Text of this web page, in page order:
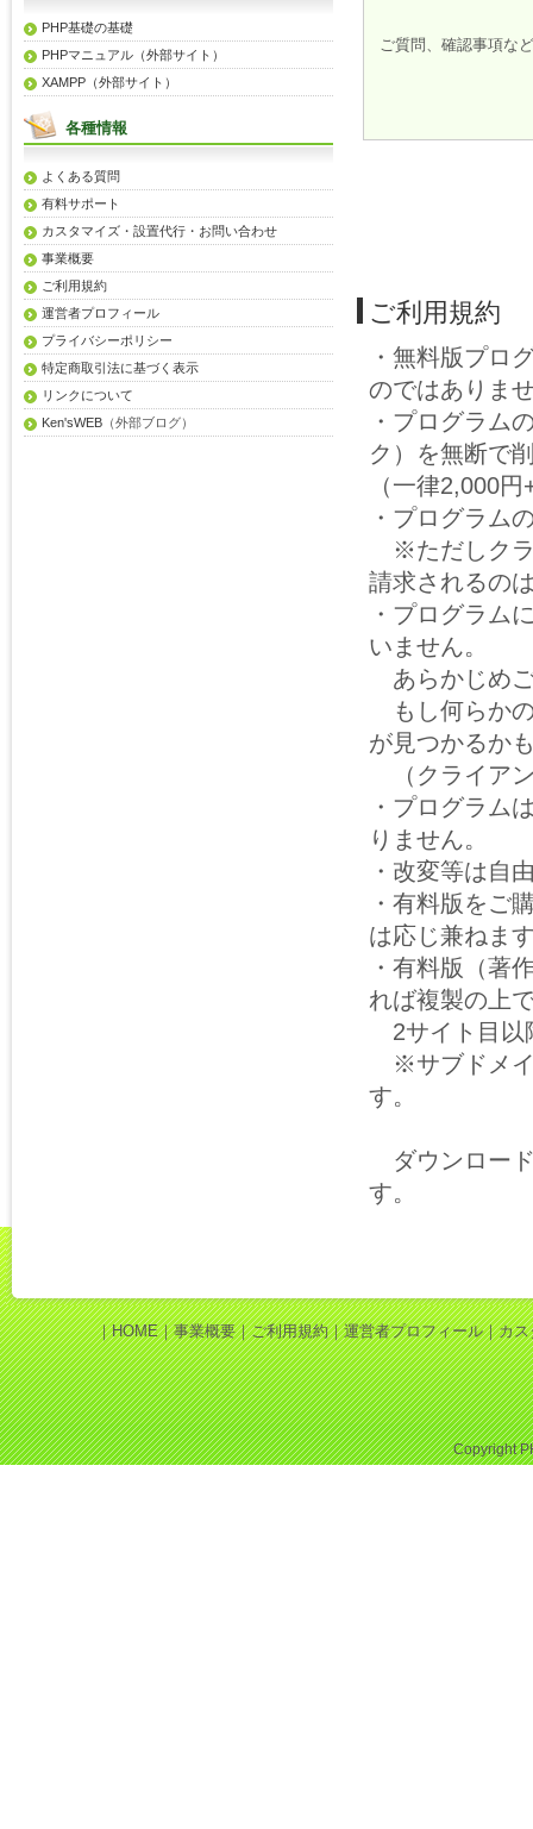
ご質問、確認事項など
ご利用規約
・無料版プロ
のではありま
・プログラム
ク）を無断で
（一律2,000
・プログラム
※ただしクラ
請求されるの
・プログラム
いません。
あらかじめ
もし何らか
が見つかるか
（クライア
・プログラム
りません。
・改変等は自
・有料版をご
は応じ兼ねま
・有料版（著
れば複製の上
2サイト目以
※サブドメイ
す。
ダウンロー
す。
PHP基礎の基礎
PHPマニュアル（外部サイト）
XAMPP（外部サイト）
各種情報
よくある質問
有料サポート
カスタマイズ・設置代行・お問い合わせ
事業概要
ご利用規約
運営者プロフィール
プライバシーポリシー
特定商取引法に基づく表示
リンクについて
Ken'sWEB （外部ブログ）
｜HOME｜事業概要｜ご利用規約｜運営者プロフィール｜カス
Copyright